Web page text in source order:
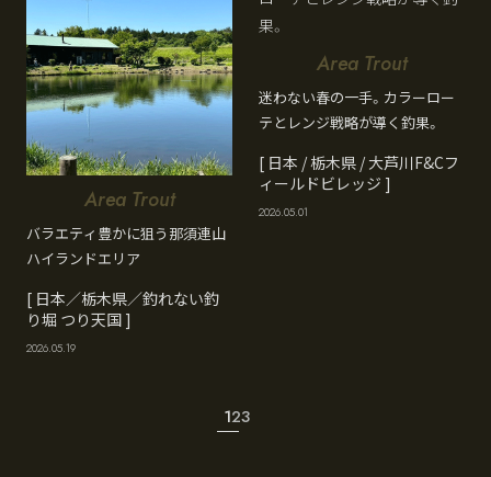
Area Trout
バラエティ豊かに狙う那須連山
ハイランドエリア
[ 日本／栃木県／釣れない釣
り堀 つり天国 ]
2026.05.19
Area Trout
迷わない春の一手。カラーロー
テとレンジ戦略が導く釣果。
[ 日本 / 栃木県 / 大芦川F&Cフ
ィールドビレッジ ]
2026.05.01
123